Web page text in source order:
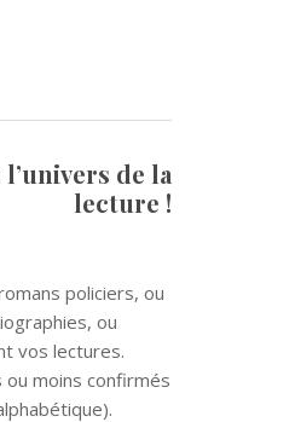
de la
lecture !
policiers, ou
ou
vos lectures.
ou moins confirmés